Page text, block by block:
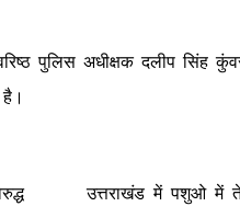
पुलिस अधीक्षक दलीप सिंह
उत्तराखंड में पशुओ में